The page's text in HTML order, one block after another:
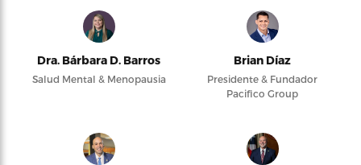
Dra. Bárbara D. Barros
Salud Mental & Menopausia
Brian Díaz
Presidente & Fundador
Pacifico Group